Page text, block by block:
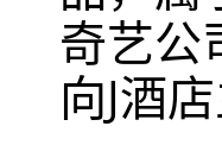
奇艺公
向J酒